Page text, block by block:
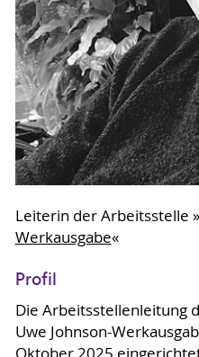
Leiterin der Arbeitsstelle »
Werkausgabe«
Profil
Die Arbeitsstellenleitung
Uwe Johnson-